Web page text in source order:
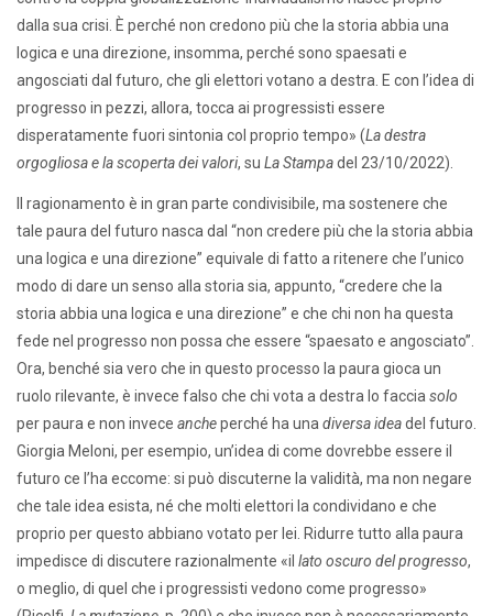
dalla sua crisi. È perché non credono più che la storia abbia una
logica e una direzione, insomma, perché sono spaesati e
angosciati dal futuro, che gli elettori votano a destra. E con l’idea di
progresso in pezzi, allora, tocca ai progressisti essere
disperatamente fuori sintonia col proprio tempo» (La destra
orgogliosa e la scoperta dei valori, su La Stampadel 23/10/2022).
Il ragionamento è in gran parte condivisibile, ma sostenere che
tale paura del futuro nasca dal “non credere più che la storia abbia
una logica e una direzione” equivale di fatto a ritenere che l’unico
modo di dare un senso alla storia sia, appunto, “credere che la
storia abbia una logica e una direzione” e che chi non ha questa
fede nel progresso non possa che essere “spaesato e angosciato”.
Ora, benché sia vero che in questo processo la paura gioca un
ruolo rilevante, è invece falso che chi vota a destra lo facciasolo
per paura e non invece ancheperché ha unadiversa ideadel futuro.
Giorgia Meloni, per esempio, un’idea di come dovrebbe essere il
futuro ce l’ha eccome: si può discuterne la validità, ma non negare
che tale idea esista, né che molti elettori la condividano e che
proprio per questo abbiano votato per lei. Ridurre tutto alla paura
impedisce di discutere razionalmente «il lato oscuro del progresso,
o meglio, di quel che i progressisti vedono come progresso»